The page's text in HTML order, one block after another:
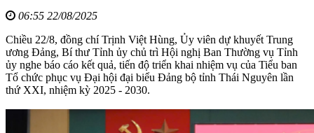
06:55 22/08/2025
Chiều 22/8, đồng chí Trịnh Việt Hùng, Ủy viên dự khuyết Trung
ương Đảng, Bí thư Tỉnh ủy chủ trì Hội nghị Ban Thường vụ Tỉnh
ủy nghe báo cáo kết quả, tiến độ triển khai nhiệm vụ của Tiểu ban
Tổ chức phục vụ Đại hội đại biểu Đảng bộ tỉnh Thái Nguyên lần
thứ XXI, nhiệm kỳ 2025 - 2030.